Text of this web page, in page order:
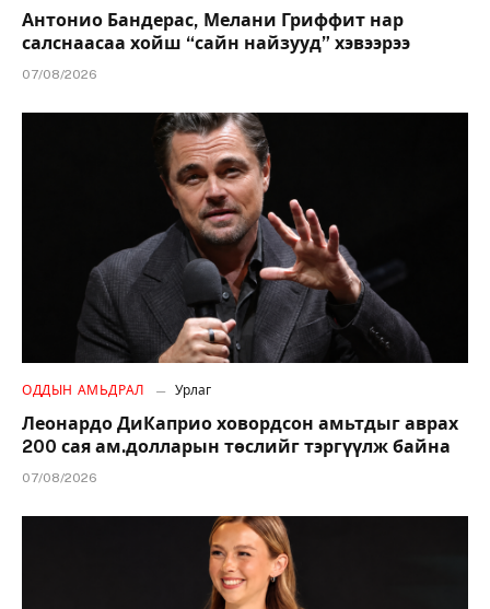
Антонио Бандерас, Мелани Гриффит нар
салснаасаа хойш “сайн найзууд” хэвээрээ
07/08/2026
ОДДЫН АМЬДРАЛ Урлаг
Леонардо ДиКаприо ховордсон амьтдыг аврах
200 сая ам.долларын төслийг тэргүүлж байна
07/08/2026